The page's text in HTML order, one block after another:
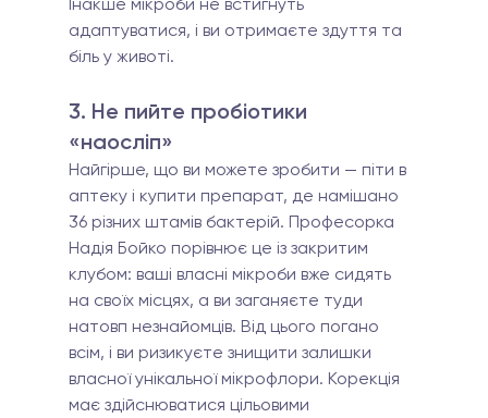
адаптуватися, і ви отримаєте здуття та
біль у животі.
3. Не пийте пробіотики
«наосліп»
Найгірше, що ви можете зробити — піти в
аптеку і купити препарат, де намішано
36 різних штамів бактерій. Професорка
Надія Бойко порівнює це із закритим
клубом: ваші власні мікроби вже сидять
на своїх місцях, а ви заганяєте туди
натовп незнайомців. Від цього погано
всім, і ви ризикуєте знищити залишки
власної унікальної мікрофлори. Корекція
має здійснюватися цільовими